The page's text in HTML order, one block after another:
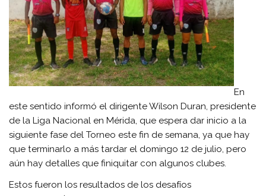
En
este sentido informó el dirigente Wilson Duran, presidente
de la Liga Nacional en Mérida, que espera dar inicio a la
siguiente fase del Torneo este fin de semana, ya que hay
que terminarlo a más tardar el domingo 12 de julio, pero
aún hay detalles que finiquitar con algunos clubes.
Estos fueron los resultados de los desafíos